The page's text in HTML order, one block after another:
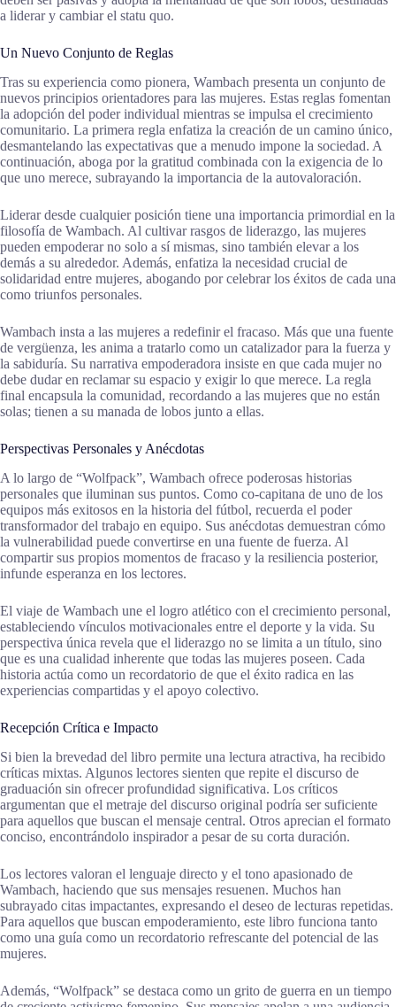
a liderar y cambiar el statu quo.
Un Nuevo Conjunto de Reglas
Tras su experiencia como pionera, Wambach presenta un conjunto de
nuevos principios orientadores para las mujeres. Estas reglas fomentan
la adopción del poder individual mientras se impulsa el crecimiento
comunitario. La primera regla enfatiza la creación de un camino único,
desmantelando las expectativas que a menudo impone la sociedad. A
continuación, aboga por la gratitud combinada con la exigencia de lo
que uno merece, subrayando la importancia de la autovaloración.
Liderar desde cualquier posición tiene una importancia primordial en la
filosofía de Wambach. Al cultivar rasgos de liderazgo, las mujeres
pueden empoderar no solo a sí mismas, sino también elevar a los
demás a su alrededor. Además, enfatiza la necesidad crucial de
solidaridad entre mujeres, abogando por celebrar los éxitos de cada una
como triunfos personales.
Wambach insta a las mujeres a redefinir el fracaso. Más que una fuente
de vergüenza, les anima a tratarlo como un catalizador para la fuerza y
la sabiduría. Su narrativa empoderadora insiste en que cada mujer no
debe dudar en reclamar su espacio y exigir lo que merece. La regla
final encapsula la comunidad, recordando a las mujeres que no están
solas; tienen a su manada de lobos junto a ellas.
Perspectivas Personales y Anécdotas
A lo largo de “Wolfpack”, Wambach ofrece poderosas historias
personales que iluminan sus puntos. Como co-capitana de uno de los
equipos más exitosos en la historia del fútbol, recuerda el poder
transformador del trabajo en equipo. Sus anécdotas demuestran cómo
la vulnerabilidad puede convertirse en una fuente de fuerza. Al
compartir sus propios momentos de fracaso y la resiliencia posterior,
infunde esperanza en los lectores.
El viaje de Wambach une el logro atlético con el crecimiento personal,
estableciendo vínculos motivacionales entre el deporte y la vida. Su
perspectiva única revela que el liderazgo no se limita a un título, sino
que es una cualidad inherente que todas las mujeres poseen. Cada
historia actúa como un recordatorio de que el éxito radica en las
experiencias compartidas y el apoyo colectivo.
Recepción Crítica e Impacto
Si bien la brevedad del libro permite una lectura atractiva, ha recibido
críticas mixtas. Algunos lectores sienten que repite el discurso de
graduación sin ofrecer profundidad significativa. Los críticos
argumentan que el metraje del discurso original podría ser suficiente
para aquellos que buscan el mensaje central. Otros aprecian el formato
conciso, encontrándolo inspirador a pesar de su corta duración.
Los lectores valoran el lenguaje directo y el tono apasionado de
Wambach, haciendo que sus mensajes resuenen. Muchos han
subrayado citas impactantes, expresando el deseo de lecturas repetidas.
Para aquellos que buscan empoderamiento, este libro funciona tanto
como una guía como un recordatorio refrescante del potencial de las
mujeres.
Además, “Wolfpack” se destaca como un grito de guerra en un tiempo